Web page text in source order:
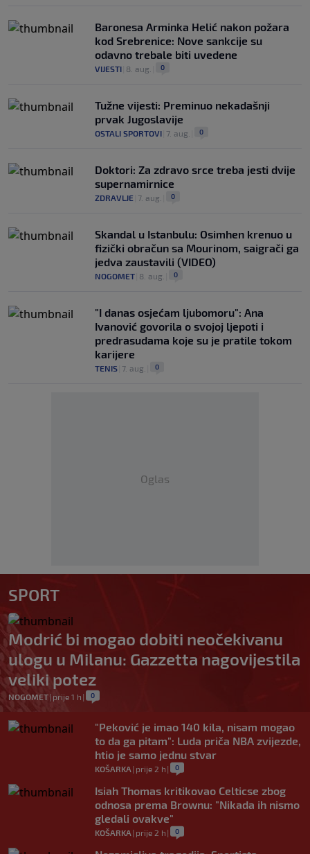
Baronesa Arminka Helić nakon požara
kod Srebrenice: Nove sankcije su
odavno trebale biti uvedene
VIJESTI 8. aug. 0
Tužne vijesti: Preminuo nekadašnji
prvak Jugoslavije
OSTALI SPORTOVI 7. aug. 0
Doktori: Za zdravo srce treba jesti dvije
supernamirnice
ZDRAVLJE 7. aug. 0
Skandal u Istanbulu: Osimhen krenuo u
fizički obračun sa Mourinom, saigrači ga
jedva zaustavili (VIDEO)
NOGOMET 8. aug. 0
"I danas osjećam ljubomoru": Ana
Ivanović govorila o svojoj ljepoti i
predrasudama koje su je pratile tokom
karijere
TENIS 7. aug. 0
Oglas
SPORT
Modrić bi mogao dobiti neočekivanu
ulogu u Milanu: Gazzetta nagovijestila
veliki potez
NOGOMET| prije 1 h | 0
"Peković je imao 140 kila, nisam mogao
to da ga pitam": Luda priča NBA zvijezde,
htio je samo jednu stvar
KOŠARKA | prije 2 h | 0
Isiah Thomas kritikovao Celticse zbog
odnosa prema Brownu: "Nikada ih nismo
gledali ovakve"
KOŠARKA | prije 2 h | 0